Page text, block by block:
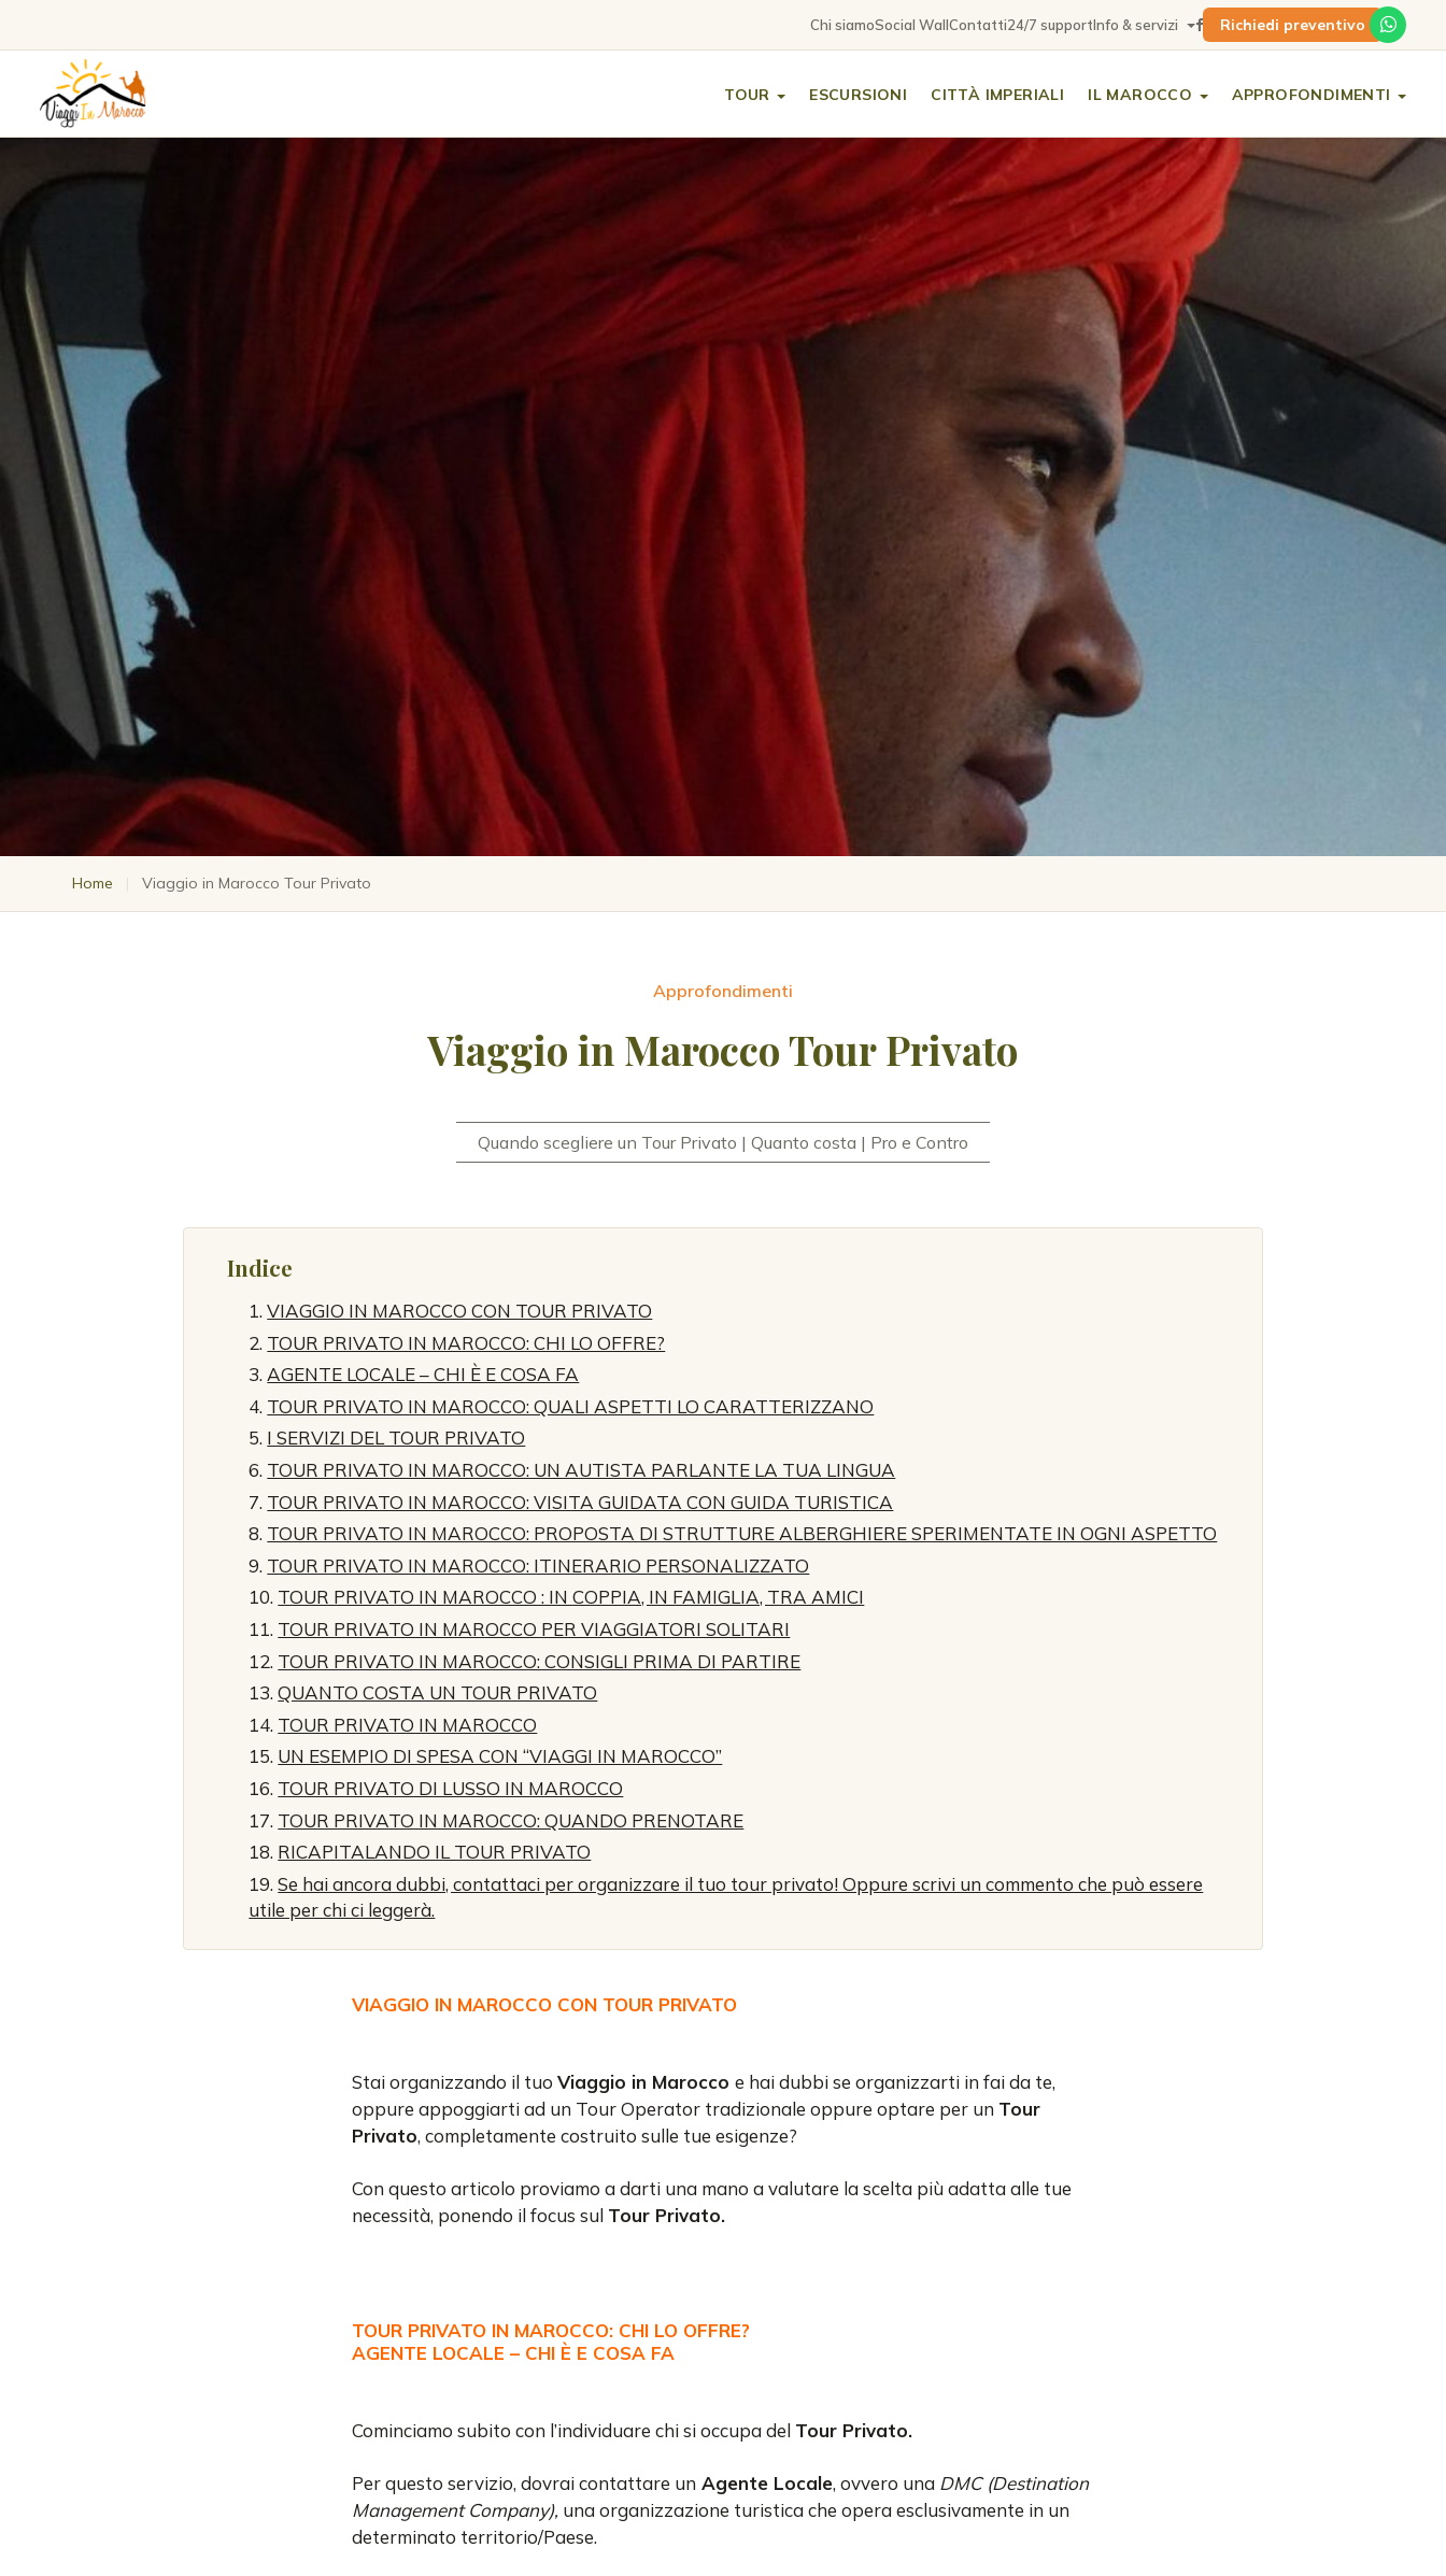
Chi siamoSocial WallContatti24/7 supportInfo & servizi Richiedi preventivo
TOUR ESCURSIONI CITTÀ IMPERIALI IL MAROCCO APPROFONDIMENTI
Home | Viaggio in Marocco Tour Privato
Approfondimenti
Viaggio in Marocco Tour Privato
Quando scegliere un Tour Privato | Quanto costa | Pro e Contro
Indice
VIAGGIO IN MAROCCO CON TOUR PRIVATO
TOUR PRIVATO IN MAROCCO: CHI LO OFFRE?
AGENTE LOCALE – CHI È E COSA FA
TOUR PRIVATO IN MAROCCO: QUALI ASPETTI LO CARATTERIZZANO
I SERVIZI DEL TOUR PRIVATO
TOUR PRIVATO IN MAROCCO: UN AUTISTA PARLANTE LA TUA LINGUA
TOUR PRIVATO IN MAROCCO: VISITA GUIDATA CON GUIDA TURISTICA
TOUR PRIVATO IN MAROCCO: PROPOSTA DI STRUTTURE ALBERGHIERE SPERIMENTATE IN OGNI ASPETTO
TOUR PRIVATO IN MAROCCO: ITINERARIO PERSONALIZZATO
TOUR PRIVATO IN MAROCCO : IN COPPIA, IN FAMIGLIA, TRA AMICI
TOUR PRIVATO IN MAROCCO PER VIAGGIATORI SOLITARI
TOUR PRIVATO IN MAROCCO: CONSIGLI PRIMA DI PARTIRE
QUANTO COSTA UN TOUR PRIVATO
TOUR PRIVATO IN MAROCCO
UN ESEMPIO DI SPESA CON “VIAGGI IN MAROCCO”
TOUR PRIVATO DI LUSSO IN MAROCCO
TOUR PRIVATO IN MAROCCO: QUANDO PRENOTARE
RICAPITALANDO IL TOUR PRIVATO
Se hai ancora dubbi, contattaci per organizzare il tuo tour privato! Oppure scrivi un commento che può essere
utile per chi ci leggerà.
VIAGGIO IN MAROCCO CON TOUR PRIVATO
Stai organizzando il tuo Viaggio in Marocco e hai dubbi se organizzarti in fai da te,
oppure appoggiarti ad un Tour Operator tradizionale oppure optare per un Tour
Privato, completamente costruito sulle tue esigenze?
Con questo articolo proviamo a darti una mano a valutare la scelta più adatta alle tue
necessità, ponendo il focus sul Tour Privato.
TOUR PRIVATO IN MAROCCO: CHI LO OFFRE?
AGENTE LOCALE – CHI È E COSA FA
Cominciamo subito con l’individuare chi si occupa del Tour Privato.
Per questo servizio, dovrai contattare un Agente Locale, ovvero una DMC (Destination
Management Company), una organizzazione turistica che opera esclusivamente in un
determinato territorio/Paese.